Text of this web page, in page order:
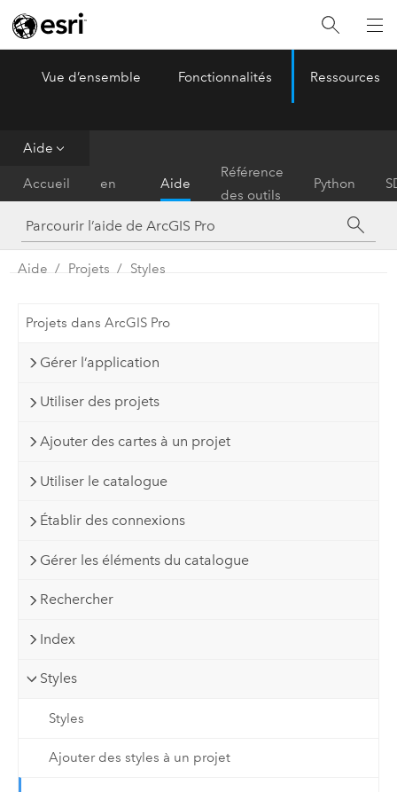
ArcGIS Pro
Vue d’ensemble Fonctionnalités Ressources
Aide
Accueil
en
main
Aide
Référence
des outils
Python
Aide Projets Styles
Projets dans ArcGIS Pro
Gérer l’application
Utiliser des projets
Ajouter des cartes à un projet
Utiliser le catalogue
Établir des connexions
Gérer les éléments du catalogue
Rechercher
Index
Styles
Styles
Ajouter des styles à un projet